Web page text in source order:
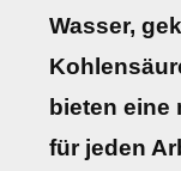
Wasser,
bieten eine
für jeden